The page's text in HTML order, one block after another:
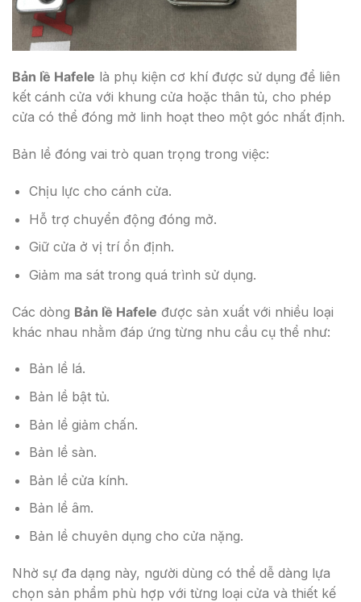
Bản lề Hafele là phụ kiện cơ khí được sử dụng để liên
kết cánh cửa với khung cửa hoặc thân tủ, cho phép
cửa có thể đóng mở linh hoạt theo một góc nhất định.
Bản lề đóng vai trò quan trọng trong việc:
Chịu lực cho cánh cửa.
Hỗ trợ chuyển động đóng mở.
Giữ cửa ở vị trí ổn định.
Giảm ma sát trong quá trình sử dụng.
Các dòng Bản lề Hafele được sản xuất với nhiều loại
khác nhau nhằm đáp ứng từng nhu cầu cụ thể như:
Bản lề lá.
Bản lề bật tủ.
Bản lề giảm chấn.
Bản lề sàn.
Bản lề cửa kính.
Bản lề âm.
Bản lề chuyên dụng cho cửa nặng.
Nhờ sự đa dạng này, người dùng có thể dễ dàng lựa
chọn sản phẩm phù hợp với từng loại cửa và thiết kế